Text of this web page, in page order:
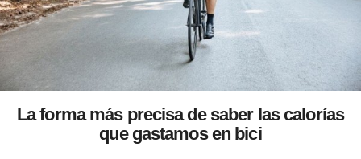
La forma más precisa de saber las calorías
que gastamos en bici